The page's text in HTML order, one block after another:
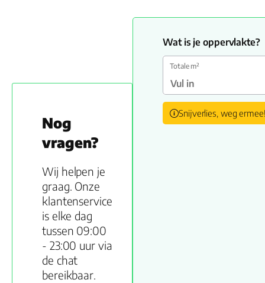
Nog
vragen?
Wij helpen je
graag. Onze
klantenservice
is elke dag
tussen 09:00
- 23:00 uur via
de chat
bereikbaar.
Wat is je oppervlakte?
Totale m²
Snijverlies, weg